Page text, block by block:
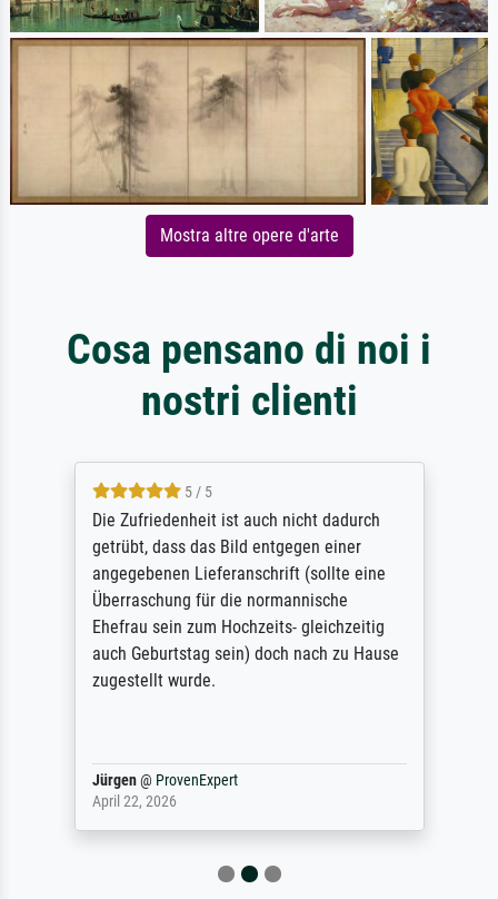
Mostra altre opere d'arte
Cosa pensano di noi i
nostri clienti
5 / 5
Die Zufriedenheit ist auch nicht dadurch
getrübt, dass das Bild entgegen einer
angegebenen Lieferanschrift (sollte eine
Überraschung für die normannische
Ehefrau sein zum Hochzeits- gleichzeitig
auch Geburtstag sein) doch nach zu Hause
zugestellt wurde.
Jürgen@ ProvenExpert
April 22, 2026